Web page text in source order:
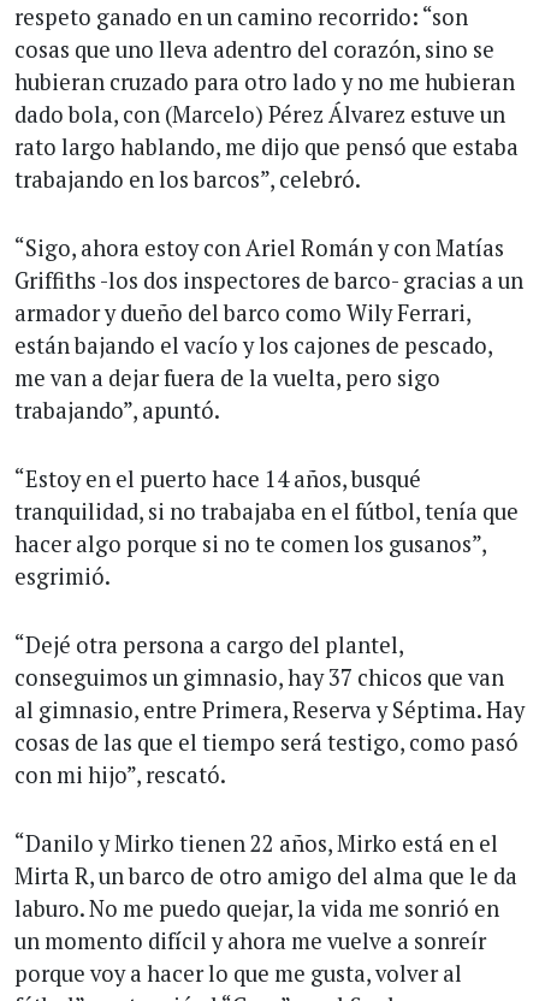
respeto ganado en un camino recorrido: “son
cosas que uno lleva adentro del corazón, sino se
hubieran cruzado para otro lado y no me hubieran
dado bola, con (Marcelo) Pérez Álvarez estuve un
rato largo hablando, me dijo que pensó que estaba
trabajando en los barcos”, celebró.
“Sigo, ahora estoy con Ariel Román y con Matías
Griffiths -los dos inspectores de barco- gracias a un
armador y dueño del barco como Wily Ferrari,
están bajando el vacío y los cajones de pescado,
me van a dejar fuera de la vuelta, pero sigo
trabajando”, apuntó.
“Estoy en el puerto hace 14 años, busqué
tranquilidad, si no trabajaba en el fútbol, tenía que
hacer algo porque si no te comen los gusanos”,
esgrimió.
“Dejé otra persona a cargo del plantel,
conseguimos un gimnasio, hay 37 chicos que van
al gimnasio, entre Primera, Reserva y Séptima. Hay
cosas de las que el tiempo será testigo, como pasó
con mi hijo”, rescató.
“Danilo y Mirko tienen 22 años, Mirko está en el
Mirta R, un barco de otro amigo del alma que le da
laburo. No me puedo quejar, la vida me sonrió en
un momento difícil y ahora me vuelve a sonreír
porque voy a hacer lo que me gusta, volver al